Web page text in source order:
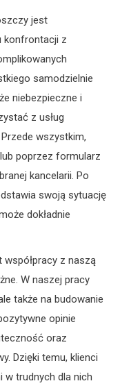
jest
konfrontacji z
samodzielnie
niebezpieczne i
z usług
wszystkim,
poprzez formularz
kancelarii. Po
swoją sytuację
dokładnie
z naszą
W naszej pracy
także na budowanie
opinie
oraz
Dzięki temu, klienci
w trudnych dla nich